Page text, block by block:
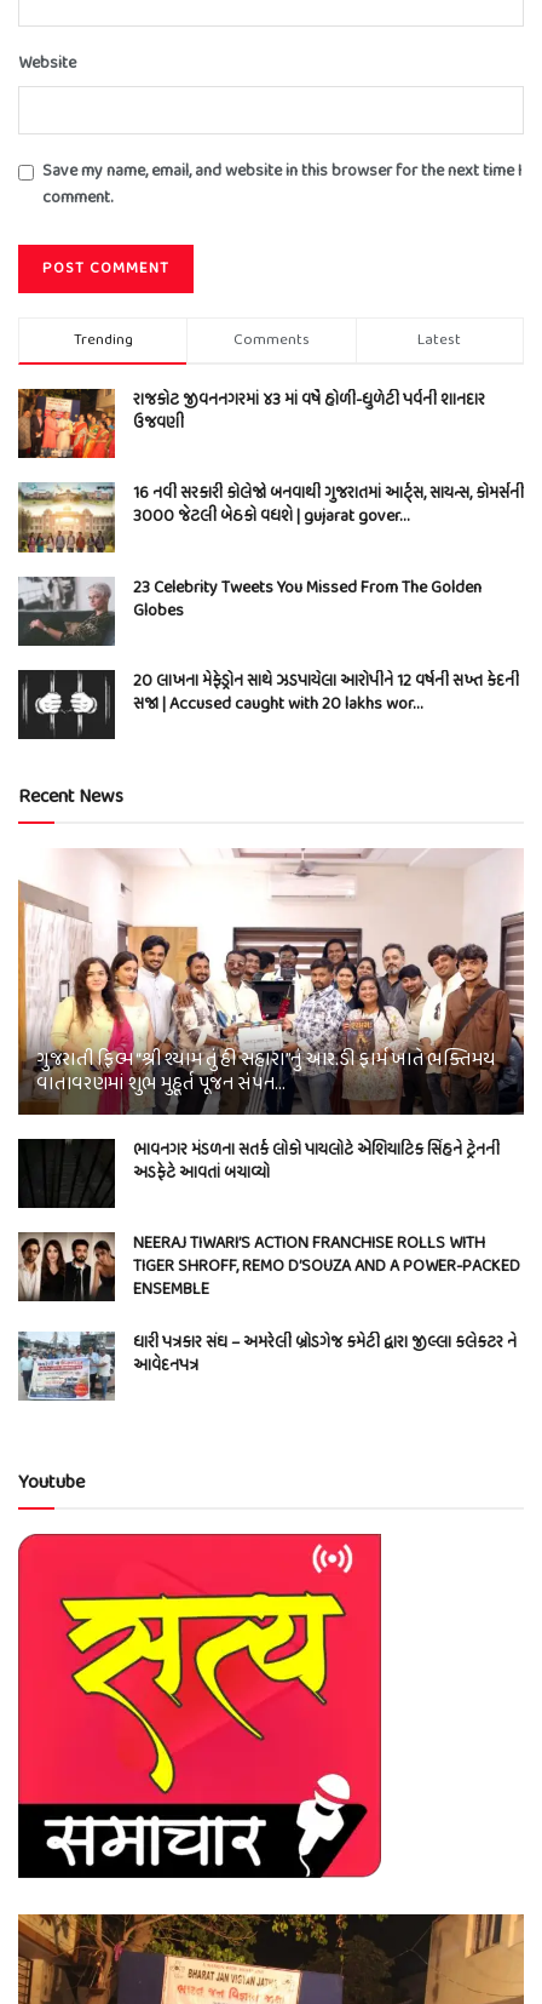
Website
Save my name, email, and website in this browser for the next time I
comment.
Trending Comments Latest
રાજકોટ જીવનનગરમાં ૪૩ માં વર્ષે હોળી-ધુળેટી પર્વની શાનદાર
ઉજવણી
16 નવી સરકારી કોલેજો બનવાથી ગુજરાતમાં આર્ટ્સ, સાયન્સ, કોમર્સની
3000 જેટલી બેઠકો વધશે | gujarat gover…
23 Celebrity Tweets You Missed From The Golden
Globes
20 લાખના મેફેડ્રોન સાથે ઝડપાયેલા આરોપીને 12 વર્ષની સખ્ત કેદની
સજા | Accused caught with 20 lakhs wor…
Recent News
ગુજરાતી ફિલ્મ “શ્રી શ્યામ તું હી સહારા”નું આર.ડી ફાર્મ ખાતે ભક્તિમય
વાતાવરણમાં શુભ મુહૂર્ત પૂજન સંપન…
ભાવનગર મંડળના સતર્ક લોકો પાયલોટે એશિયાટિક સિંહને ટ્રેનની
અડફેટે આવતાં બચાવ્યો
NEERAJ TIWARI’S ACTION FRANCHISE ROLLS WITH
TIGER SHROFF, REMO D’SOUZA AND A POWER-PACKED
ENSEMBLE
ધારી પત્રકાર સંઘ – અમરેલી બ્રોડગેજ કમેટી દ્વારા જીલ્લા કલેકટર ને
આવેદનપત્ર
Youtube